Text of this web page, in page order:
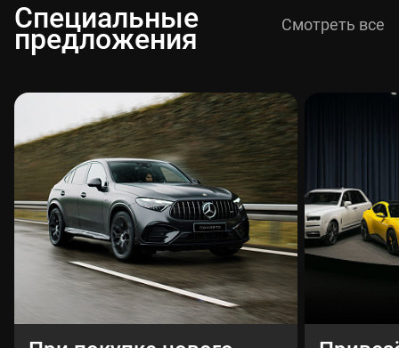
Специальные
предложения Смотреть все